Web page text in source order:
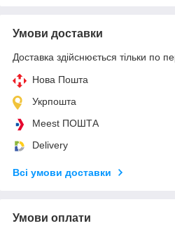
Умови доставки
Доставка здійснюється тільки по
Нова Пошта
Укрпошта
Meest ПОШТА
Delivery
Всі умови доставки
Умови оплати